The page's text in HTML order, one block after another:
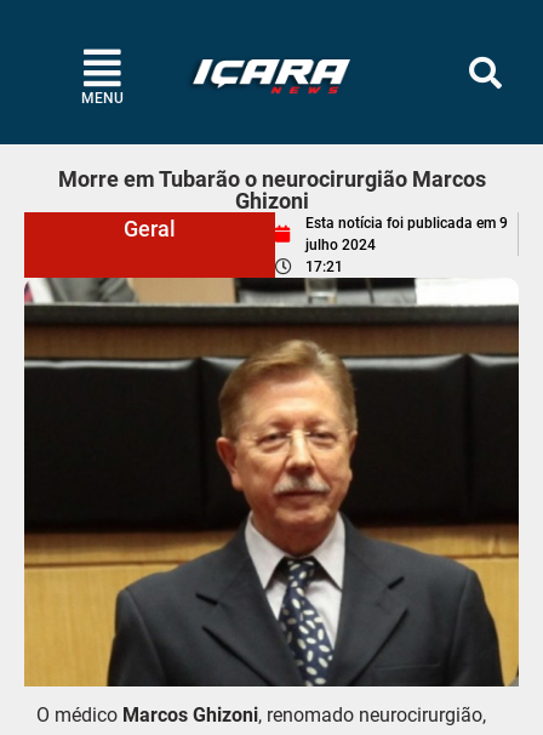
MENU
Morre em Tubarão o neurocirurgião Marcos
Ghizoni
Geral
Esta notícia foi publicada em 9
julho 2024
17:21
O médico Marcos Ghizoni, renomado neurocirurgião,